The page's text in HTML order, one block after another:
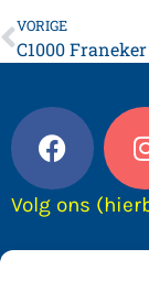
VORIGE
Volg ons